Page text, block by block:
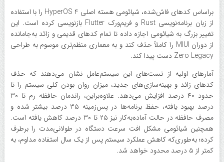
براساس کدهای فاش‌شده، شیائومی هسته اصلی HyperOS 4 را با استفاده
از زبان برنامه‌نویسی Rust و فریم‌ورک Flutter بازنویسی کرده است. این
تغییر بزرگ به شیائومی اجازه داده تا تمام کدهای قدیمی و زائد به‌جامانده
از دوران MIUI را کاملاً حذف کند و به معماری منظم‌تری موسوم به طراحی
Zero Legacy دست پیدا کند.
آمارهای اولیه از تست‌های این سیستم‌عامل نشان می‌دهند که حذف
کدهای زائد و بهینه‌سازی‌های جدید، میزان روان بودن کلی سیستم را تا
حدود ۴۰ درصد افزایش می‌دهد. علاوه‌براین، راندمان حافظه رم تا ۳۰
درصد بهبود یافته، حفظ برنامه‌ها در پس‌زمینه ۳۵ درصد بیشتر شده و
مصرف حافظه در حالت آماده‌به‌کار نیز ۲۵ تا ۳۰ درصد کاهش یافته است.
همچنین شیائومی مشکل افت سرعت دستگاه در طولانی‌مدت را برطرف
کرده؛ به‌طوری‌که کاهش عملکرد سیستم پس از یک سال استفاده مداوم، به
کمتر از ۵ درصد محدود خواهد شد.